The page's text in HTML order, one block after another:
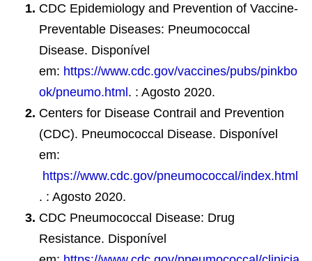
CDC Epidemiology and Prevention of Vaccine-
Preventable Diseases: Pneumococcal
Disease. Disponível
em: https://www.cdc.gov/vaccines/pubs/pinkbo
ok/pneumo.html . : Agosto 2020.
Centers for Disease Contrail and Prevention
(CDC). Pneumococcal Disease. Disponível
em:
https://www.cdc.gov/pneumococcal/index.html
. : Agosto 2020.
CDC Pneumococcal Disease: Drug
Resistance. Disponível